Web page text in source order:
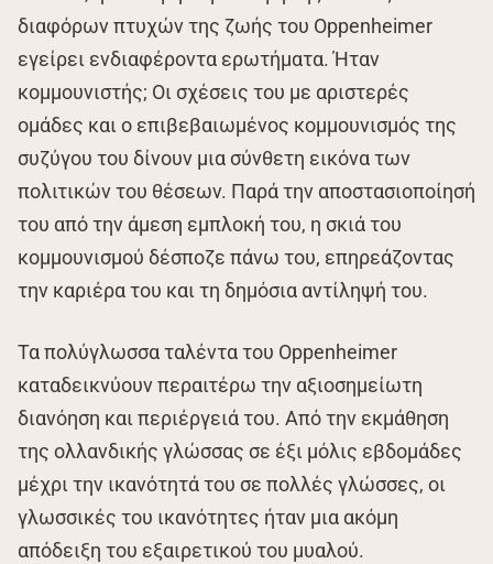
διαφόρων πτυχών της ζωής του Oppenheimer
εγείρει ενδιαφέροντα ερωτήματα. Ήταν
κομμουνιστής; Οι σχέσεις του με αριστερές
ομάδες και ο επιβεβαιωμένος κομμουνισμός της
συζύγου του δίνουν μια σύνθετη εικόνα των
πολιτικών του θέσεων. Παρά την αποστασιοποίησή
του από την άμεση εμπλοκή του, η σκιά του
κομμουνισμού δέσποζε πάνω του, επηρεάζοντας
την καριέρα του και τη δημόσια αντίληψή του.
Τα πολύγλωσσα ταλέντα του Oppenheimer
καταδεικνύουν περαιτέρω την αξιοσημείωτη
διανόηση και περιέργειά του. Από την εκμάθηση
της ολλανδικής γλώσσας σε έξι μόλις εβδομάδες
μέχρι την ικανότητά του σε πολλές γλώσσες, οι
γλωσσικές του ικανότητες ήταν μια ακόμη
απόδειξη του εξαιρετικού του μυαλού.